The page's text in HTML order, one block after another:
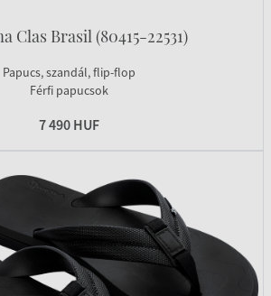
Clas Brasil (80415-22531)
Papucs, szandál, flip-flop
Férfi papucsok
7 490 HUF